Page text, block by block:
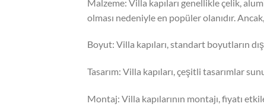
Malzeme: Villa kapıları genellikle çelik,
olması nedeniyle en popüler olanıdır.
Boyut: Villa kapıları, standart boyutların
Tasarım: Villa kapıları, çeşitli tasarımlar
Montaj: Villa kapılarının montajı, fiyatı